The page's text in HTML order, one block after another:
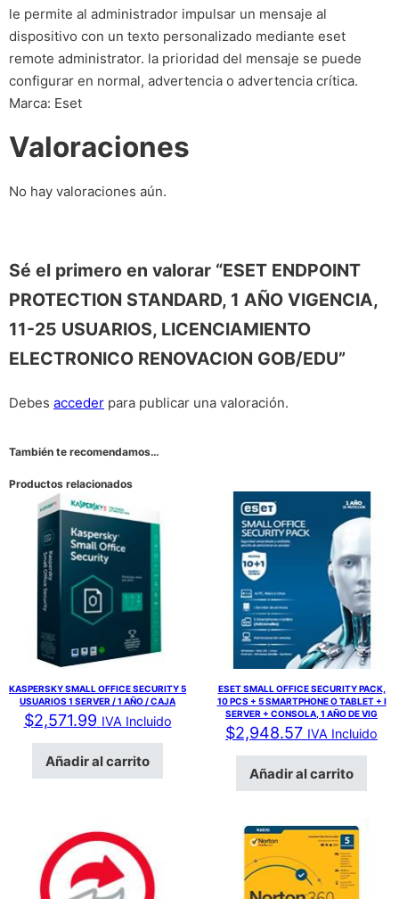
le permite al administrador impulsar un mensaje al
dispositivo con un texto personalizado mediante eset
remote administrator. la prioridad del mensaje se puede
configurar en normal, advertencia o advertencia crítica.
Marca: Eset
Valoraciones
No hay valoraciones aún.
Sé el primero en valorar “ESET ENDPOINT
PROTECTION STANDARD, 1 AÑO VIGENCIA,
11-25 USUARIOS, LICENCIAMIENTO
ELECTRONICO RENOVACION GOB/EDU”
Debes acceder para publicar una valoración.
También te recomendamos…
Productos relacionados
KASPERSKY SMALL OFFICE SECURITY 5
USUARIOS 1 SERVER / 1 AÑO / CAJA
$2,571.99 IVA Incluido
Añadir al carrito
ESET SMALL OFFICE SECURITY PACK,
10 PCS + 5 SMARTPHONE O TABLET + I
SERVER + CONSOLA, 1 AÑO DE VIG
$2,948.57 IVA Incluido
Añadir al carrito